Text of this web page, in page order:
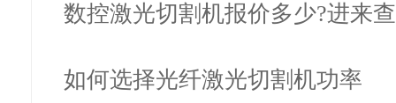
数控激光切割机报价多少?进来
切割机…
如何选择光纤激光切割机功率